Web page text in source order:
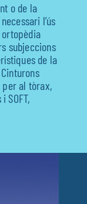
o de la
l’ús
ortopèdia
subjeccions
de la
per al tòrax,
SOFT,